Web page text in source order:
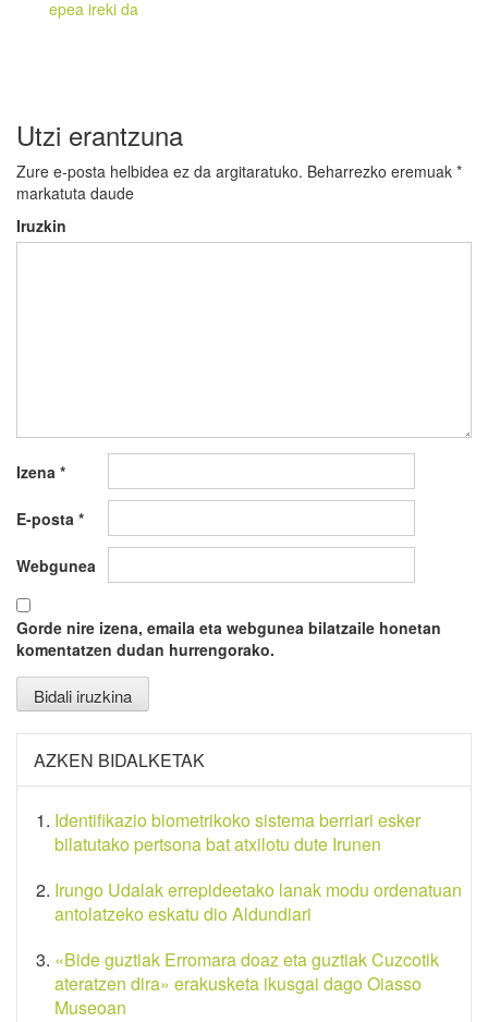
epea ireki da
Utzi erantzuna
Zure e-posta helbidea ez da argitaratuko. Beharrezko eremuak *
markatuta daude
Iruzkin
Izena *
E-posta *
Webgunea
Gorde nire izena, emaila eta webgunea bilatzaile honetan
komentatzen dudan hurrengorako.
AZKEN BIDALKETAK
Identifikazio biometrikoko sistema berriari esker
bilatutako pertsona bat atxilotu dute Irunen
Irungo Udalak errepideetako lanak modu ordenatuan
antolatzeko eskatu dio Aldundiari
«Bide guztiak Erromara doaz eta guztiak Cuzcotik
ateratzen dira» erakusketa ikusgai dago Oiasso
Museoan